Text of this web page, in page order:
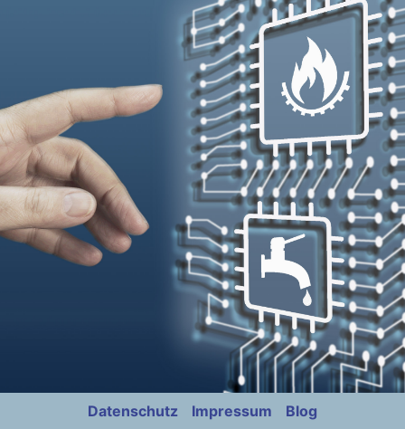
Datenschutz Impressum Blog